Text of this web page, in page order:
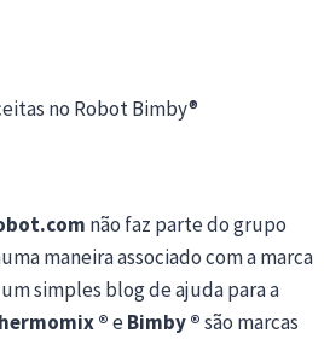
no Robot Bimby®
não faz parte do grupo
maneira associado com a marca
simples blog de ajuda para a
®eBimby ®são marcas